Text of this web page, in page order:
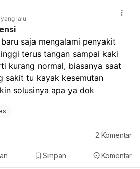
terus berlanjut atau semakin
dokter untuk evaluasi lebih lanjut.
lalu
saja mengalami penyakit
terus tangan sampai kaki
kurang normal, biasanya saat
sakit tu kayak kesemutan
solusinya apa ya dok
Simpan Komentar
2 Komentar